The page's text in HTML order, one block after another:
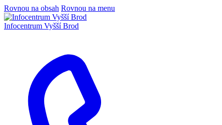
Rovnou na obsah Rovnou na menu
Infocentrum Vyšší Brod